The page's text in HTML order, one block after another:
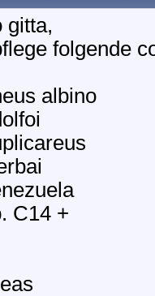
gitta,
folgende
albino
C14 +